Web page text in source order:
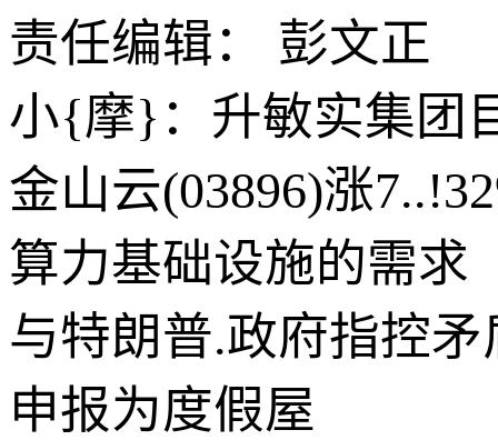
责任编辑： 彭文正
小{摩}：升敏实集团
金山云(03896)涨
算力基础设施的需求
与特朗普.政府指控
申报为度假屋